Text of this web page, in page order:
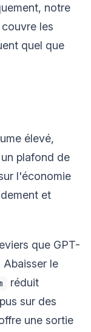
notre
couvre les
quel que
élevé,
plafond de
l'économie
et
que GPT-
Abaisser le
réduit
sur des
une sortie